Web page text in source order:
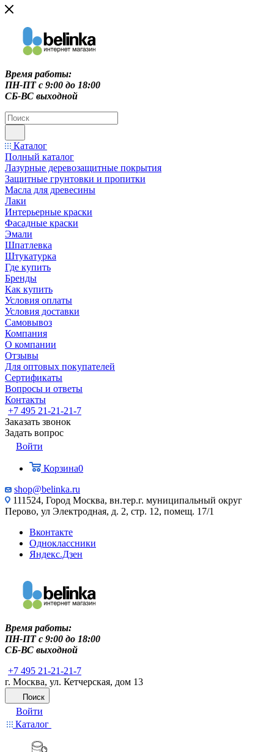
Время работы:
ПН-ПТ c 9:00 до 18:00
СБ-ВС выходной
Каталог
Полный каталог
Лазурные деревозащитные покрытия
Защитные грунтовки и пропитки
Масла для древесины
Лаки
Интерьерные краски
Фасадные краски
Эмали
Шпатлевка
Штукатурка
Где купить
Бренды
Как купить
Условия оплаты
Условия доставки
Самовывоз
Компания
О компании
Отзывы
Для оптовых покупателей
Сертификаты
Вопросы и ответы
Контакты
+7 495 21-21-21-7
Заказать звонок
Задать вопрос
Войти
Корзина0
shop@belinka.ru
111524, Город Москва, вн.тер.г. муниципальный округ
Перово, ул Электродная, д. 2, стр. 12, помещ. 17/1
Вконтакте
Одноклассники
Яндекс.Дзен
Время работы:
ПН-ПТ c 9:00 до 18:00
СБ-ВС выходной
+7 495 21-21-21-7
г. Москва, ул. Кетчерская, дом 13
Поиск
Войти
Каталог